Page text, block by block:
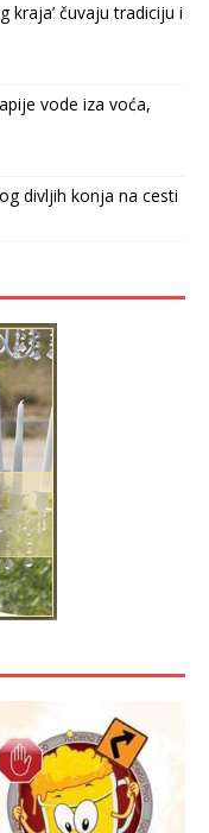
kraja’ čuvaju tradiciju i
vode iza voća,
divljih konja na cesti